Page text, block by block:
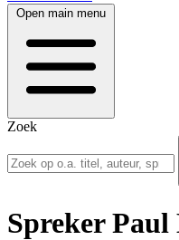
Open main menu
Zoek
Spreker Paul